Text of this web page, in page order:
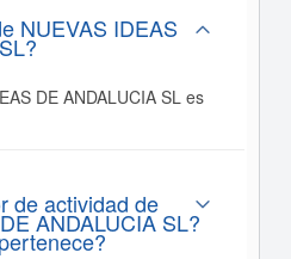
NUEVAS IDEAS
DE ANDALUCIA SL es
de actividad de
ANDALUCIA SL?